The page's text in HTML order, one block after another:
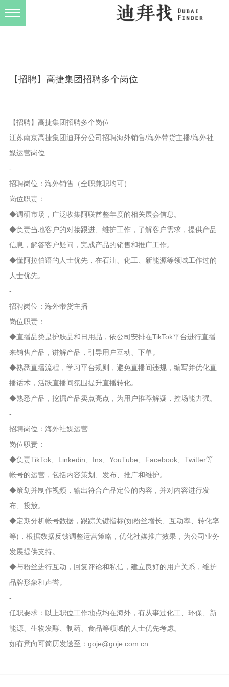
【招聘】高捷集团招聘多个岗位
【招聘】高捷集团招聘多个岗位
江苏南京高捷集团迪拜分公司招聘海外销售/海外带货主播/海外社
媒运营岗位
-
招聘岗位：海外销售（全职兼职均可）
岗位职责：
◆调研市场，广泛收集阿联酋整年度的相关展会信息。
◆负责当地客户的对接跟进、维护工作，了解客户需求，提供产品
信息，解答客户疑问，完成产品的销售和推广工作。
◆懂阿拉伯语的人士优先，在石油、化工、新能源等领域工作过的
人士优先。
-
招聘岗位：海外带货主播
岗位职责：
◆直播品类是护肤品和日用品，依公司安排在TikTok平台进行直播
来销售产品，讲解产品，引导用户互动、下单。
◆熟悉直播流程，学习平台规则，避免直播间违规，编写并优化直
播话术，活跃直播间氛围提升直播转化。
◆熟悉产品，挖掘产品卖点亮点，为用户推荐解疑，控场能力强。
-
招聘岗位：海外社媒运营
岗位职责：
◆负责TikTok、Linkedin、Ins、YouTube、Facebook、Twitter等
帐号的运营，包括内容策划、发布、推广和维护。
◆策划并制作视频，输出符合产品定位的内容，并对内容进行发
布、投放。
◆定期分析帐号数据，跟踪关键指标(如粉丝增长、互动率、转化率
等)，根据数据反馈调整运营策略，优化社媒推广效果，为公司业务
发展提供支持。
◆与粉丝进行互动，回复评论和私信，建立良好的用户关系，维护
品牌形象和声誉。
-
任职要求：以上职位工作地点均在海外，有从事过化工、环保、新
能源、生物发酵、制药、食品等领域的人士优先考虑。
如有意向可简历发送至：goje@goje.com.cn